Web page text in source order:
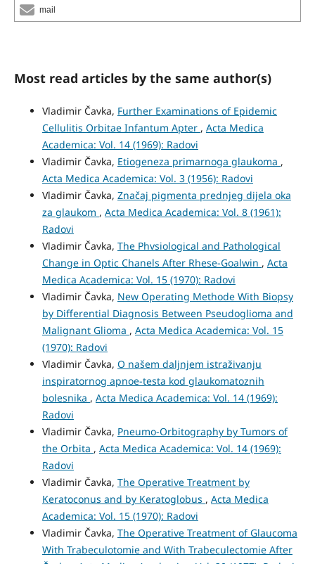
mail
Most read articles by the same author(s)
Vladimir Čavka, Further Examinations of Epidemic
Cellulitis Orbitae Infantum Apter , Acta Medica
Academica: Vol. 14 (1969): Radovi
Vladimir Čavka, Etiogeneza primarnoga glaukoma ,
Acta Medica Academica: Vol. 3 (1956): Radovi
Vladimir Čavka, Značaj pigmenta prednjeg dijela oka
za glaukom , Acta Medica Academica: Vol. 8 (1961):
Radovi
Vladimir Čavka, The Phvsiological and Pathological
Change in Optic Chanels After Rhese-Goalwin , Acta
Medica Academica: Vol. 15 (1970): Radovi
Vladimir Čavka, New Operating Methode With Biopsy
by Differential Diagnosis Between Pseudoglioma and
Malignant Glioma , Acta Medica Academica: Vol. 15
(1970): Radovi
Vladimir Čavka, O našem daljnjem istraživanju
inspiratornog apnoe-testa kod glaukomatoznih
bolesnika , Acta Medica Academica: Vol. 14 (1969):
Radovi
Vladimir Čavka, Pneumo-Orbitography by Tumors of
the Orbita , Acta Medica Academica: Vol. 14 (1969):
Radovi
Vladimir Čavka, The Operative Treatment by
Keratoconus and by Keratoglobus , Acta Medica
Academica: Vol. 15 (1970): Radovi
Vladimir Čavka, The Operative Treatment of Glaucoma
With Trabeculotomie and With Trabeculectomie After